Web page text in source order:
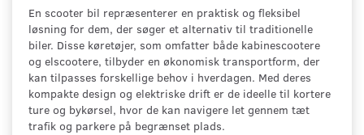
En scooter bil repræsenterer en praktisk og fleksibel
løsning for dem, der søger et alternativ til traditionelle
biler. Disse køretøjer, som omfatter både kabinescootere
og elscootere, tilbyder en økonomisk transportform, der
kan tilpasses forskellige behov i hverdagen. Med deres
kompakte design og elektriske drift er de ideelle til kortere
ture og bykørsel, hvor de kan navigere let gennem tæt
trafik og parkere på begrænset plads.